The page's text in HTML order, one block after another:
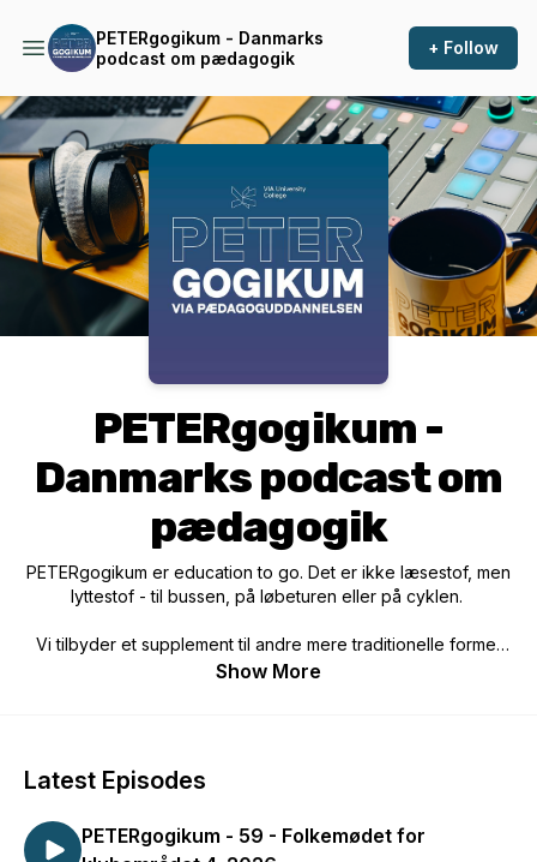
PETERgogikum - Danmarks
podcast om pædagogik
+ Follow
Podcast Background Image
PETERgogikum -
Danmarks podcast om
pædagogik
PETERgogikum er education to go. Det er ikke læsestof, men
lyttestof - til bussen, på løbeturen eller på cyklen.
Vi tilbyder et supplement til andre mere traditionelle former
for videns input og der er holdninger, gode og dumme
Musik og speak: Jakob Bjerre
Show More
Latest Episodes
PETERgogikum - 59 - Folkemødet for